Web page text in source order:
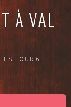
À VAL
POUR 6